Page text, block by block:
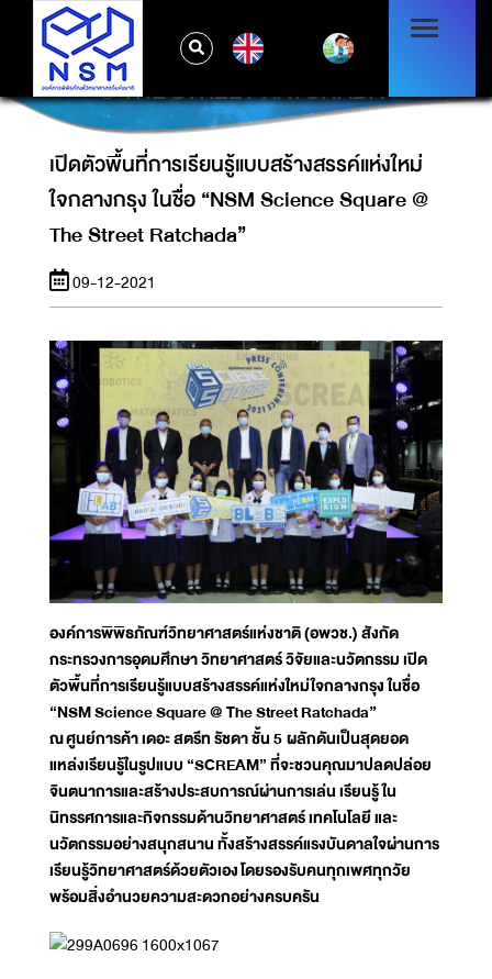
เปิดตัวพื้นที่การเรียนรู้แบบสร้างสรรค์แห่งใหม่
ใจกลางกรุง ในชื่อ “NSM SCIENCE SQUARE
@ THE STREET RATCHADA”
เปิดตัวพื้นที่การเรียนรู้แบบสร้างสรรค์แห่งใหม่
ใจกลางกรุง ในชื่อ “NSM Science Square @
The Street Ratchada”
09-12-2021
องค์การพิพิธภัณฑ์วิทยาศาสตร์แห่งชาติ (อพวช.) สังกัด
กระทรวงการอุดมศึกษา วิทยาศาสตร์ วิจัยและนวัตกรรม เปิด
ตัวพื้นที่การเรียนรู้แบบสร้างสรรค์แห่งใหม่ใจกลางกรุง ในชื่อ
“NSM Science Square @ The Street Ratchada”
ณศูนย์การค้า เดอะ สตรีท รัชดา ชั้น 5ผลักดันเป็นสุดยอด
แหล่งเรียนรู้ในรูปแบบ “SCREAM” ที่จะชวนคุณมาปลดปล่อย
จินตนาการและสร้างประสบการณ์ผ่านการเล่น เรียนรู้ ใน
นิทรรศการและกิจกรรมด้านวิทยาศาสตร์ เทคโนโลยี และ
นวัตกรรมอย่างสนุกสนาน ทั้งสร้างสรรค์แรงบันดาลใจผ่านการ
เรียนรู้วิทยาศาสตร์ด้วยตัวเองโดยรองรับคนทุกเพศทุกวัย
พร้อมสิ่งอำนวยความสะดวกอย่างครบครัน